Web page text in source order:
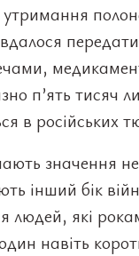
передати
п’ять тисяч
в російських
значення
інший бік
людей, які
навіть